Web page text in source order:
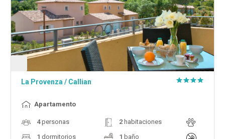
La Provenza / Callian
Apartamento
4personas 2habitaciones
1 dormitorios 1 baño